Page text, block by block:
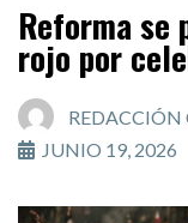
Reforma se
rojo por
REDACCIÓN
JUNIO 19, 2026